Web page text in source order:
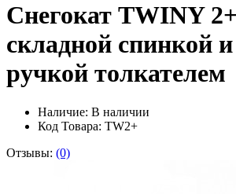
Снегокат TWINY
складной спинкой
ручкой толкателем
Наличие: В наличии
Код Товара: TW2+
Отзывы: (0)